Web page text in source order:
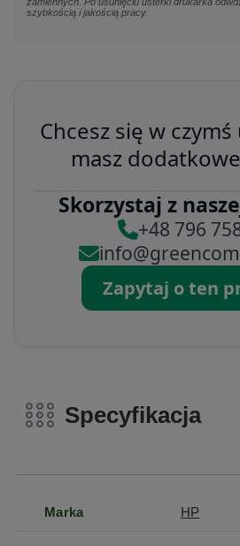
szybkością i jakością pracy.
Chcesz się w
masz
Skorzystaj z
+48 796
Zapytaj o ten
Specyfikacja
Marka HP